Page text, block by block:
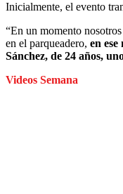
Inicialmente, el evento
“En un momento
en el parqueadero, en
Sánchez, de 24 años,
Videos Semana